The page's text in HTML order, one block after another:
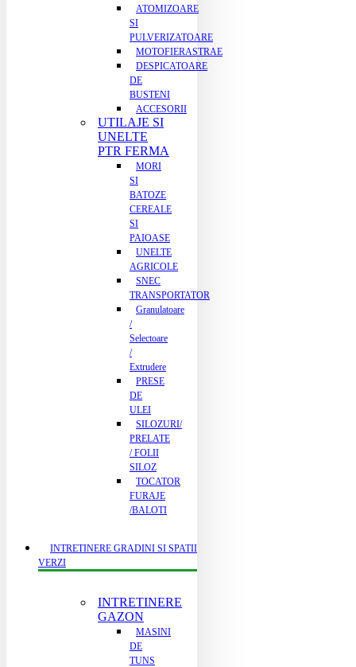
ATOMIZOARE
SI
PULVERIZATOARE
MOTOFIERASTRAE
DESPICATOARE
DE
BUSTENI
ACCESORII
UTILAJE SI
UNELTE
PTR FERMA
MORI
SI
BATOZE
CEREALE
SI
PAIOASE
UNELTE
AGRICOLE
SNEC
TRANSPORTATOR
Granulatoare
/
Selectoare
/
Extrudere
PRESE
DE
ULEI
SILOZURI/
PRELATE
/ FOLII
SILOZ
TOCATOR
FURAJE
/BALOTI
INTRETINERE GRADINI SI SPATII
VERZI
INTRETINERE
GAZON
MASINI
DE
TUNS